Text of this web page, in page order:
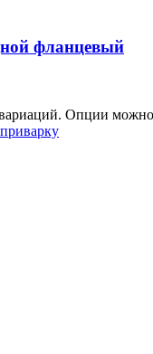
фланцевый
Опции